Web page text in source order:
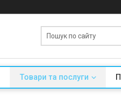
Товари та послуги